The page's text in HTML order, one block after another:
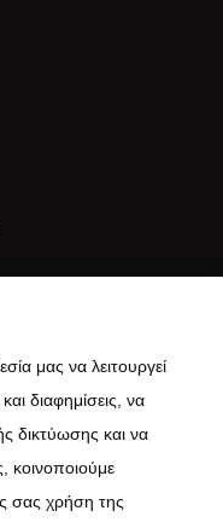
μας να λειτουργεί
διαφημίσεις, να
δικτύωσης και να
κοινοποιούμε
σας χρήση της